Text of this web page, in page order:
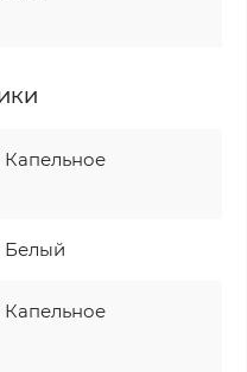
Капельное
Белый
Капельное